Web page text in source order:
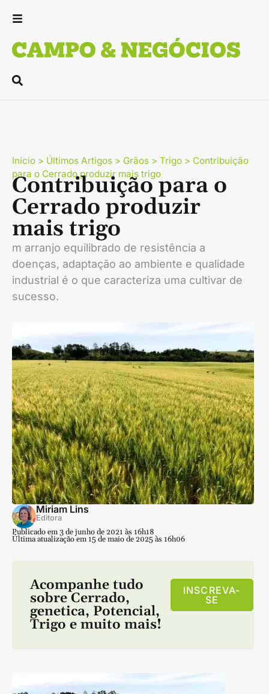
Início > Últimos Artigos > Grãos > Trigo > Contribuição
para o Cerrado produzir mais trigo
Contribuição para o
Cerrado produzir
mais trigo
m arranjo equilibrado de resistência a
doenças, adaptação ao ambiente e qualidade
industrial é o que caracteriza uma cultivar de
sucesso.
Miriam Lins
Editora
Publicado em 3 de junho de 2021 às 16h18
Última atualização em 15 de maio de 2025 às 16h06
Acompanhe tudo
sobre Cerrado,
genetica, Potencial,
Trigo e muito mais!
INSCREVA-
SE